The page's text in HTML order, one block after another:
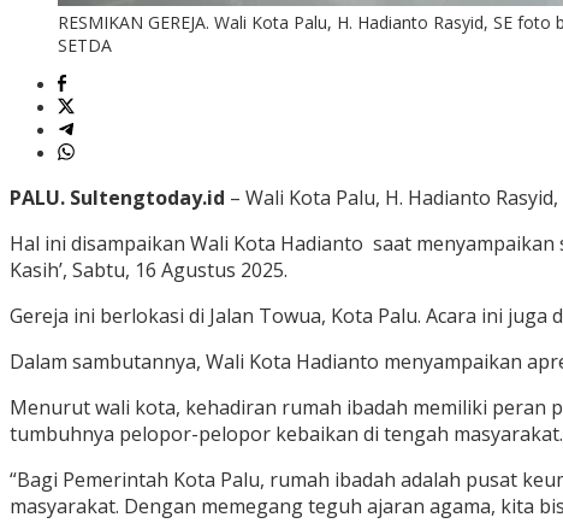
RESMIKAN GEREJA. Wali Kota Palu, H. Hadianto Rasyid, SE
SETDA
PALU. Sultengtoday.id – Wali Kota Palu, H. Hadianto
Hal ini disampaikan Wali Kota Hadianto saat
Kasih’, Sabtu, 16 Agustus 2025.
Gereja ini berlokasi di Jalan Towua, Kota Palu. Acara ini
Dalam sambutannya, Wali Kota Hadianto menyampaikan
Menurut wali kota, kehadiran rumah ibadah memiliki peran
tumbuhnya pelopor-pelopor kebaikan di tengah masyarakat.
“Bagi Pemerintah Kota Palu, rumah ibadah adalah pusat
masyarakat. Dengan memegang teguh ajaran agama, kita